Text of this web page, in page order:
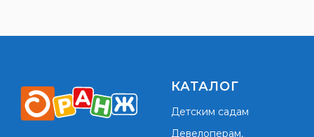
КАТАЛОГ
Детским садам
Девелоперам,